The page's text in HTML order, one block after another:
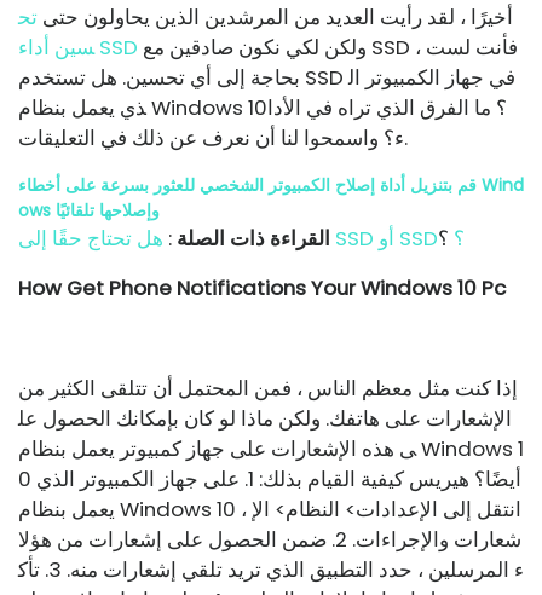
أخيرًا ، لقد رأيت العديد من المرشدين الذين يحاولون حتى تح
سين أداء SSD
بحاجة إلى أي تحسين. هل تستخدم SSD في جهاز الكمبيوتر ال
ذي يعمل بنظام Windows 10؟ ما الفرق الذي تراه في الأدا
ء؟ واسمحوا لنا أن نعرف عن ذلك في التعليقات.
قم بتنزيل أداة إصلاح الكمبيوتر الشخصي للعثور بسرعة على أخطاء Wind
ows وإصلاحها تلقائيًا
القراءة ذات الصلة : هل تحتاج حقًا إلى SSD أو SSD؟ ؟
How Get Phone Notifications Your Windows 10 Pc
إذا كنت مثل معظم الناس ، فمن المحتمل أن تتلقى الكثير من
الإشعارات على هاتفك. ولكن ماذا لو كان بإمكانك الحصول عل
ى هذه الإشعارات على جهاز كمبيوتر يعمل بنظام Windows 1
0 أيضًا؟ هيريس كيفية القيام بذلك: 1. على جهاز الكمبيوتر الذي
يعمل بنظام Windows 10 ، انتقل إلى الإعدادات> النظام> الإ
شعارات والإجراءات. 2. ضمن الحصول على إشعارات من هؤلا
ء المرسلين ، حدد التطبيق الذي تريد تلقي إشعارات منه. 3. تأك